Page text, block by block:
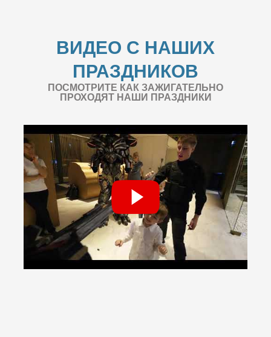
ВИДЕО С НАШИХ
ПРАЗДНИКОВ
ПОСМОТРИТЕ КАК ЗАЖИГАТЕЛЬНО
ПРОХОДЯТ НАШИ ПРАЗДНИКИ